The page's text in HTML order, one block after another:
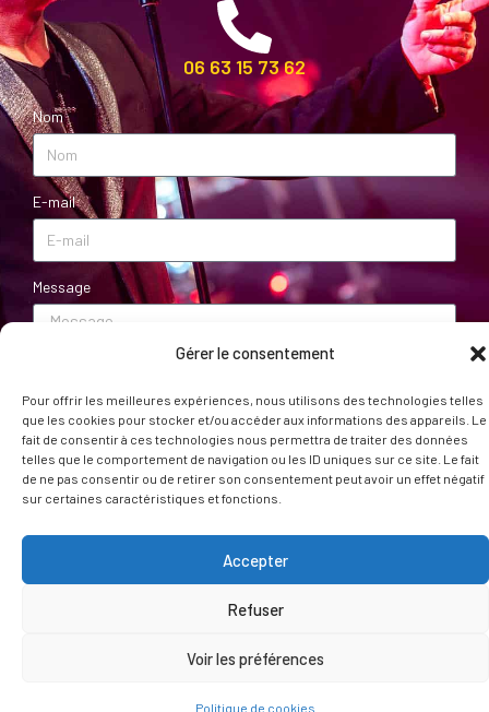
Gérer le consentement
Pour offrir les meilleures expériences, nous utilisons des technologies telles
que les cookies pour stocker et/ou accéder aux informations des appareils. Le
fait de consentir à ces technologies nous permettra de traiter des données
telles que le comportement de navigation ou les ID uniques sur ce site. Le fait
de ne pas consentir ou de retirer son consentement peut avoir un effet négatif
sur certaines caractéristiques et fonctions.
Accepter
Refuser
Voir les préférences
Politique de cookies
06 63 15 73 62
Nom
E-mail
Message
ENVOYER
© Toi ma gueule – 2024 – Conception :Pauline LEBOULANGER
Jean-Claude AllièsetBrieuc Mercière